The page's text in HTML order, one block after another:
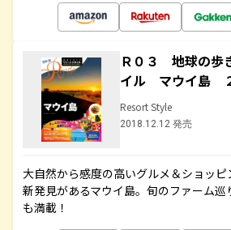
Ｒ０３ 地球の歩
イル マウイ島
Resort Style
2018.12.12 発売
大自然から感度の高いグルメ＆ショッ
新発見があるマウイ島。旬のファーム
も満載！